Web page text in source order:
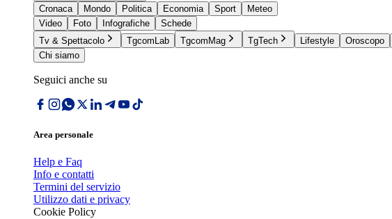
Cronaca
Mondo Politica Economia Sport
Meteo
Video
Foto Infografiche
Schede
Tv & Spettacolo
TgcomLab TgcomMag TgTech Lifestyle Oroscopo
Chi siamo
Seguici anche su
Area personale
Help e Faq
Info e contatti
Termini del servizio
Utilizzo dati e privacy
Cookie Policy